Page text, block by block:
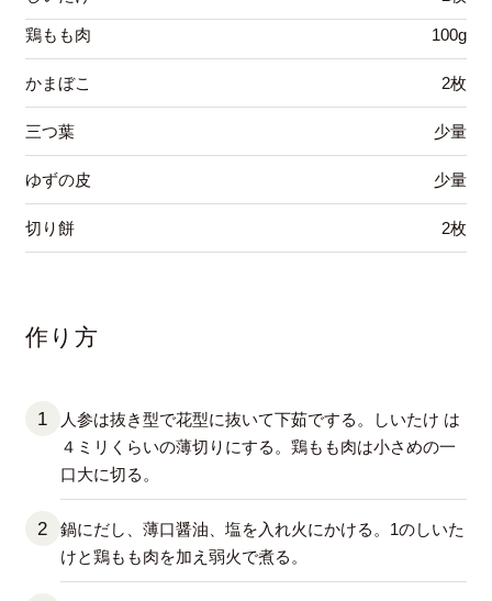
鶏もも肉 100g
かまぼこ 2枚
三つ葉 少量
ゆずの皮 少量
切り餅 2枚
作り方
人参は抜き型で花型に抜いて下茹でする。しいたけ は
４ミリくらいの薄切りにする。鶏もも肉は小さめの一
口大に切る。
鍋にだし、薄口醤油、塩を入れ火にかける。1のしいた
けと鶏もも肉を加え弱火で煮る。